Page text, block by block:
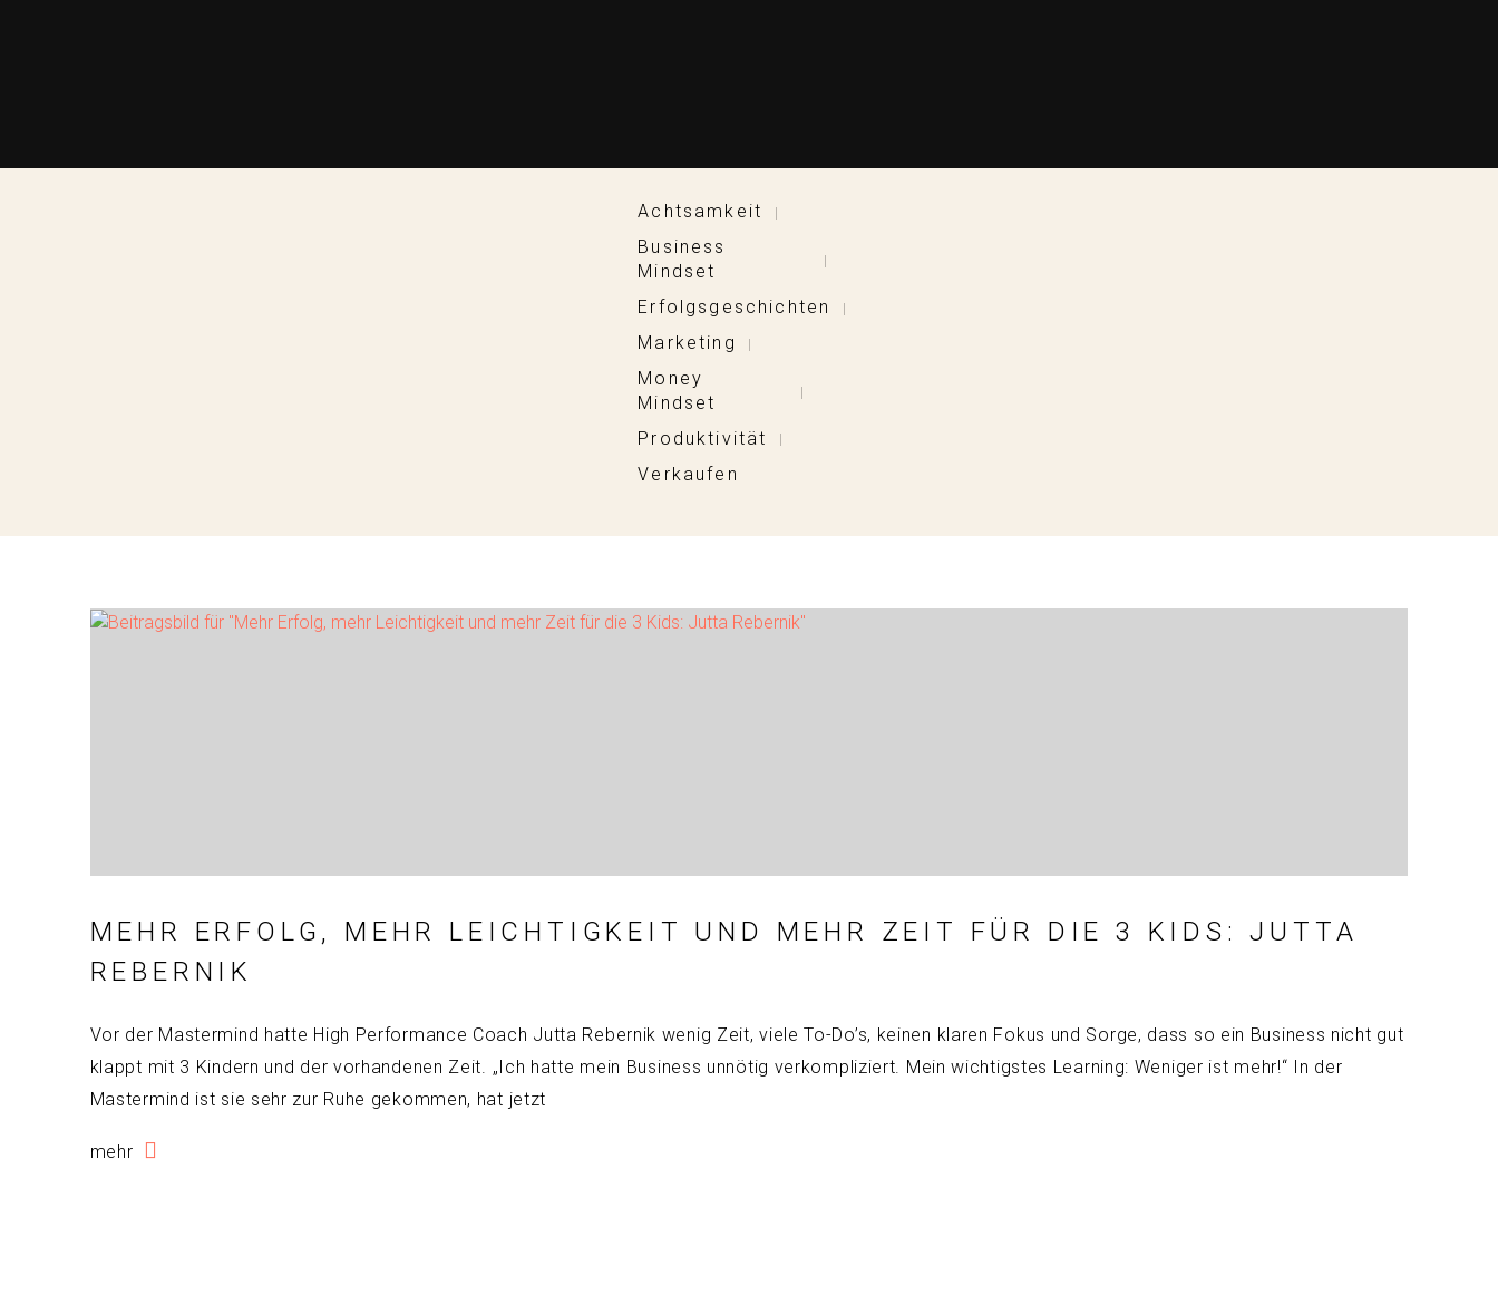
Achtsamkeit |
Business
Mindset
|
Erfolgsgeschichten |
Marketing |
Money
Mindset
|
Produktivität |
Verkaufen
MEHR ERFOLG, MEHR LEICHTIGKEIT UND MEHR ZEIT FÜR DIE 3 KIDS: JUTTA
REBERNIK
Vor der Mastermind hatte High Performance Coach Jutta Rebernik wenig Zeit, viele To-Do’s, keinen klaren Fokus und Sorge, dass so ein Business nicht gut
klappt mit 3 Kindern und der vorhandenen Zeit. „Ich hatte mein Business unnötig verkompliziert. Mein wichtigstes Learning: Weniger ist mehr!“ In der
Mastermind ist sie sehr zur Ruhe gekommen, hat jetzt
mehr